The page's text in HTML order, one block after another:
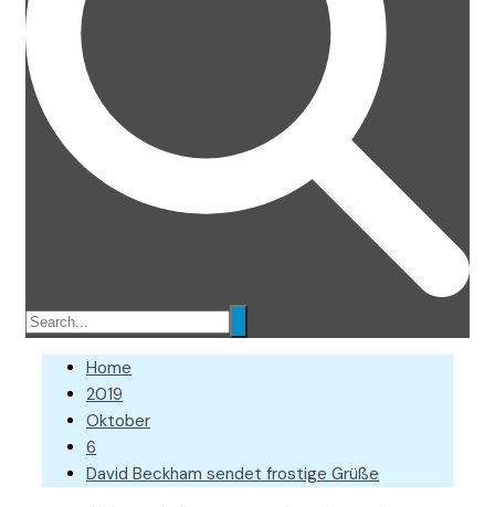
Home
2019
Oktober
6
David Beckham sendet frostige Grüße